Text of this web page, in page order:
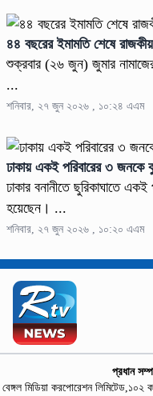
৪৪ বছরের ইমামতি শেষে রাজকীয়
শুক্রবার (২৬ জুন) জুমার
...
শনিবার, ২৭ জুন ২০২৬ , ১০:২৪ এএম
ঢাকায় একই পরিবারের ৩
ঢাকার বনানীতে ছুরিকাঘাতে
হয়েছেন। ...
শনিবার, ২৭ জুন ২০২৬ , ১০:২০ এএম
প্রধান
বেঙ্গল মিডিয়া করপোরেশন